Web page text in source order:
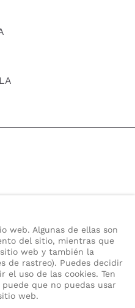
web. Algunas de ellas son
del sitio, mientras que
web y también la
de rastreo). Puedes decidir
el uso de las cookies. Ten
que no puedas usar
web.